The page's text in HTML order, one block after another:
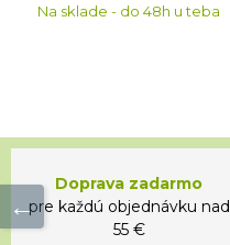
Na sklade - do 48h u teba
Doprava zadarmo
pre každú objednávku nad
55 €